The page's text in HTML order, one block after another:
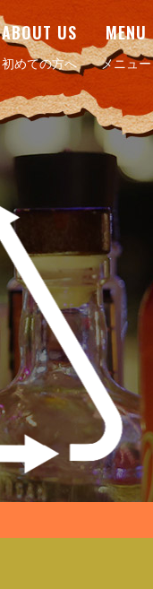
ABOUT US
初めての方へ
MENU
メニュー